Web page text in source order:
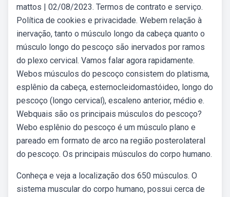
mattos | 02/08/2023. Termos de contrato e serviço.
Política de cookies e privacidade. Webem relação à
inervação, tanto o músculo longo da cabeça quanto o
músculo longo do pescoço são inervados por ramos
do plexo cervical. Vamos falar agora rapidamente.
Webos músculos do pescoço consistem do platisma,
esplênio da cabeça, esternocleidomastóideo, longo do
pescoço (longo cervical), escaleno anterior, médio e.
Webquais são os principais músculos do pescoço?
Webo esplênio do pescoço é um músculo plano e
pareado em formato de arco na região posterolateral
do pescoço. Os principais músculos do corpo humano.
Conheça e veja a localização dos 650 músculos. O
sistema muscular do corpo humano, possui cerca de